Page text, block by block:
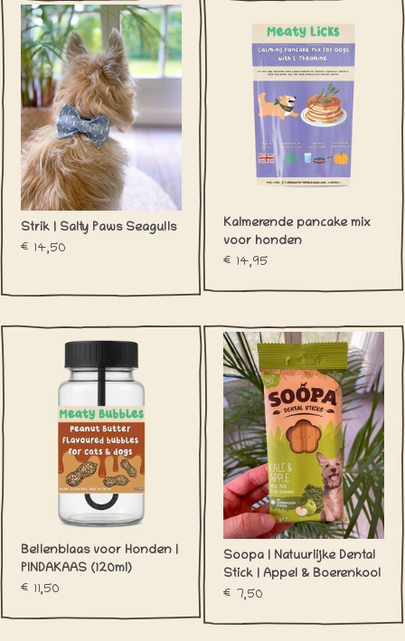
Analytische
bestanddelen
(per 100 g):
/
Strik | Salty Paws Seagulls
€14,50
Kalmerende pancake mix
voor honden
€14,95
Bellenblaas voor Honden |
PINDAKAAS (120ml)
€11,50
Soopa | Natuurlijke Dental
Stick | Appel & Boerenkool
€7,50